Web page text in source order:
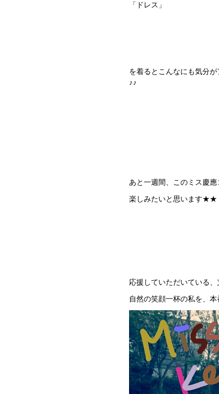
「ドレス」
を着るとこんなにも気分
♪♪
あと一週間、このミス慶
楽しみたいと思います★★
応援していただいている
自然の笑顔一杯の私を、